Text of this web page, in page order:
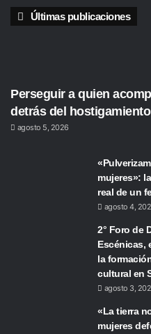
Últimas publicaciones
Perseguir a quien
detrás del
agosto 5, 2026
mujeres»:
real de un
agosto 4,
2° Foro de
Escénicas,
la
cultural en
agosto 3,
«La tierra
mujeres